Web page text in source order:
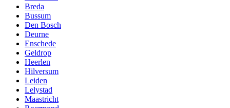
Breda
Bussum
Den Bosch
Deurne
Enschede
Geldrop
Heerlen
Hilversum
Leiden
Lelystad
Maastricht